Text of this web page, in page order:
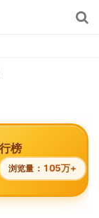
榜
浏览量： 105万+